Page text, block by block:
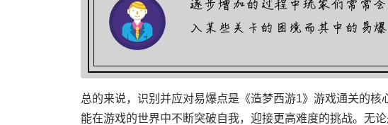
总的来说，识别并应对易爆点是《造梦西游1》游戏通关的核
能在游戏的世界中不断突破自我，迎接更高难度的挑战。无